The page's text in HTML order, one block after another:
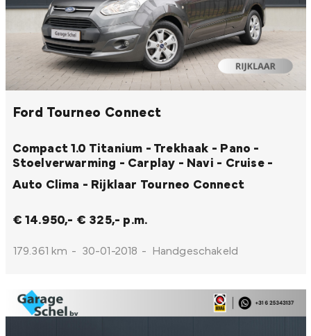
Ford Tourneo Connect
Compact 1.0 Titanium - Trekhaak - Pano -
Stoelverwarming - Carplay - Navi - Cruise -
Auto Clima - Rijklaar Tourneo Connect
€ 14.950,- € 325,- p.m.
179.361 km - 30-01-2018 - Handgeschakeld